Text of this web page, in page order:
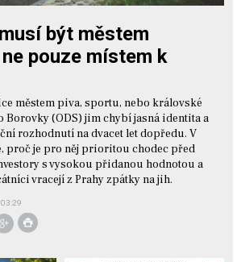
být městem
pouze místem k
městem piva, sportu, nebo královské
Borovky (ODS) jim chybí jasná identita a
rozhodnutí na dvacet let dopředu. V
proč je pro něj prioritou chodec před
s vysokou přidanou hodnotou a
vracejí z Prahy zpátky na jih.
03:29